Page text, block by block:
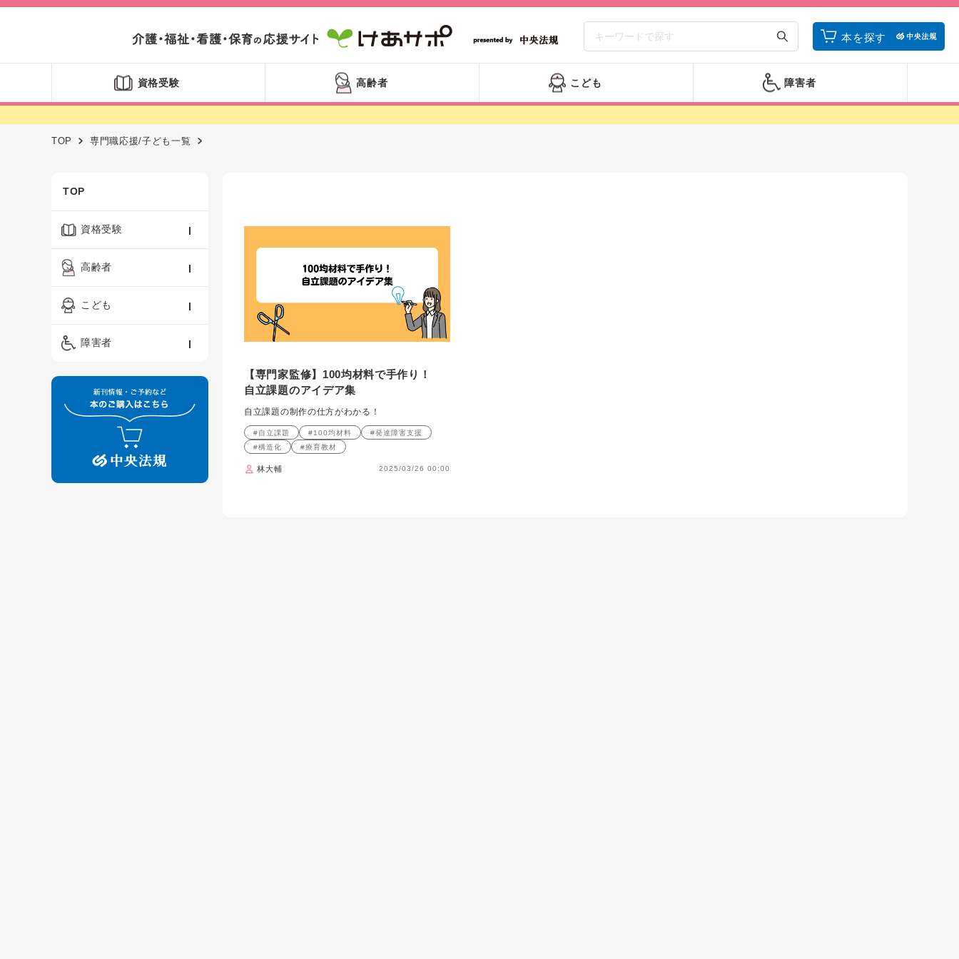
本を探す
資格受験 高齢者 こども 障害者
TOP 専門職応援/子ども一覧
TOP
資格受験
ケアマネジャー
精神保健福祉士
保育士
高齢者
認知症ケア・介護技術
ーシャルワーク
看護
制度
こども
保育・教育／発達障害
障害者
障害者支援・福祉
【専門家監修】100均材料で手作り！
自立課題のアイデア集
自立課題の制作の仕方がわかる！
#自立課題 #100均材料
#発達障害支援
#構造化
#療育教材
林大輔 2025/03/26 00:00